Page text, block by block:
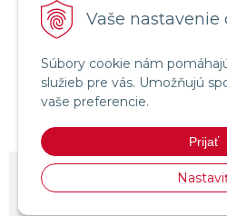
Vaše nastavenie
Súbory cookie nám
služieb pre vás. Umožňujú
vaše preferencie.
Prijať
ZASLANIE
OBCHODNÉ
REKLAMAČNÝ
© 2026 KOH-I-NOOR HARDTMUTH